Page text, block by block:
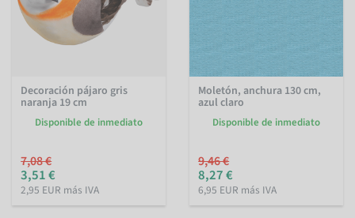
Decoración pájaro gris
naranja 19 cm
Disponible de inmediato
7,08 €
3,51 €
2,95 EUR más IVA
Moletón, anchura 130 cm,
azul claro
Disponible de inmediato
9,46 €
8,27 €
6,95 EUR más IVA